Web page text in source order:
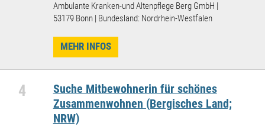
Ambulante Kranken-und Altenpflege Berg GmbH |
53179 Bonn | Bundesland: Nordrhein-Westfalen
MEHR INFOS
4
Suche Mitbewohnerin für schönes
Zusammenwohnen (Bergisches Land;
NRW)